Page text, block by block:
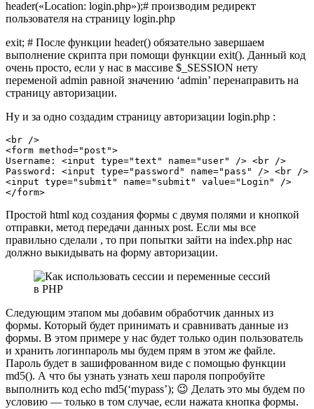
header(«Location: login.php»);# производим редирект
пользователя на страницу login.php
exit; # После функции header() обязательно завершаем
выполнение скрипта при помощи функции exit(). Данный код
очень просто, если у нас в массиве $_SESSION нету
переменой admin равной значению ‘admin’ перенаправить на
страницу авторизации.
Ну и за одно создадим страницу авторизации login.php :
<br />
<form method="post">
Username: <input type="text" name="user" /> <br />
Password: <input type="password" name="pass" /> <br />
<input type="submit" name="submit" value="Login" />
</form>
Простой html код создания формы с двумя полями и кнопкой
отправки, метод передачи данных post. Если мы все
правильно сделали , то при попытки зайти на index.php нас
должно выкидывать на форму авторизации.
Следующим этапом мы добавим обработчик данных из
формы. Который будет принимать и сравнивать данные из
формы. В этом примере у нас будет только один пользователь
и хранить логинпароль мы будем прям в этом же файле.
Пароль будет в зашифрованном виде c помощью функции
md5(). А что бы узнать узнать хеш пароля попробуйте
выполнить код echo md5(‘mypass’); 😉 Делать это мы будем по
условию — только в том случае, если нажата кнопка формы.